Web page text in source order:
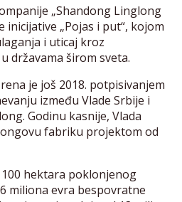
„Shandong Linglong
inicijative „Pojas i put“, kojom
i uticaj kroz
državama širom sveta.
je još 2018. potpisivanjem
između Vlade Srbije i
Godinu kasnije, Vlada
fabriku projektom od
hektara poklonjenog
miliona evra bespovratne